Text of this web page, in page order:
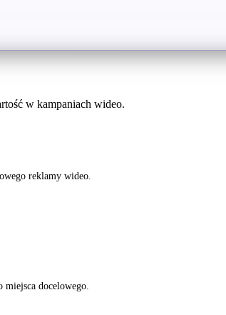
w kampaniach wideo.
reklamy wideo.
miejsca docelowego.